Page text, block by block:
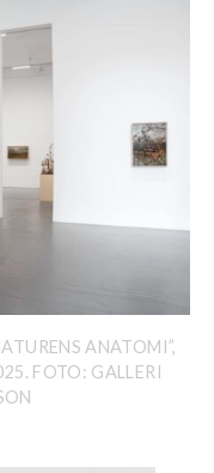
ANATOMI”,
FOTO: GALLERI